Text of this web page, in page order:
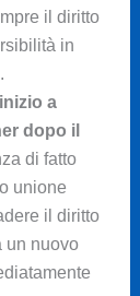
il diritto
in
a
dopo il
di fatto
unione
il diritto
un nuovo